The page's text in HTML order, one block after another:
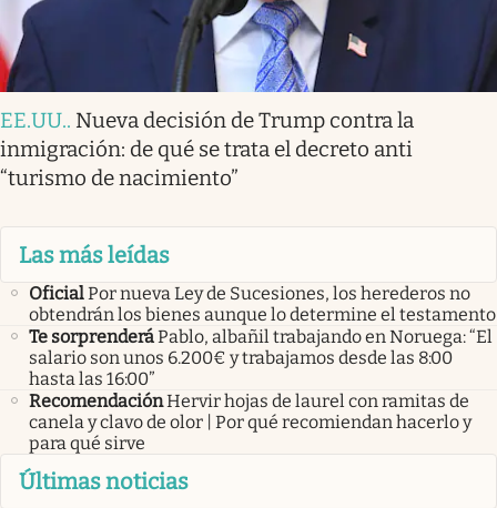
EE.UU.. Nueva decisión de Trump contra la
inmigración: de qué se trata el decreto anti
“turismo de nacimiento”
Las más leídas
OficialPor nueva Ley de Sucesiones, los herederos no
obtendrán los bienes aunque lo determine el testamento
Te sorprenderáPablo, albañil trabajando en Noruega: “El
salario son unos 6.200€ y trabajamos desde las 8:00
hasta las 16:00”
RecomendaciónHervir hojas de laurel con ramitas de
canela y clavo de olor | Por qué recomiendan hacerlo y
para qué sirve
Últimas noticias